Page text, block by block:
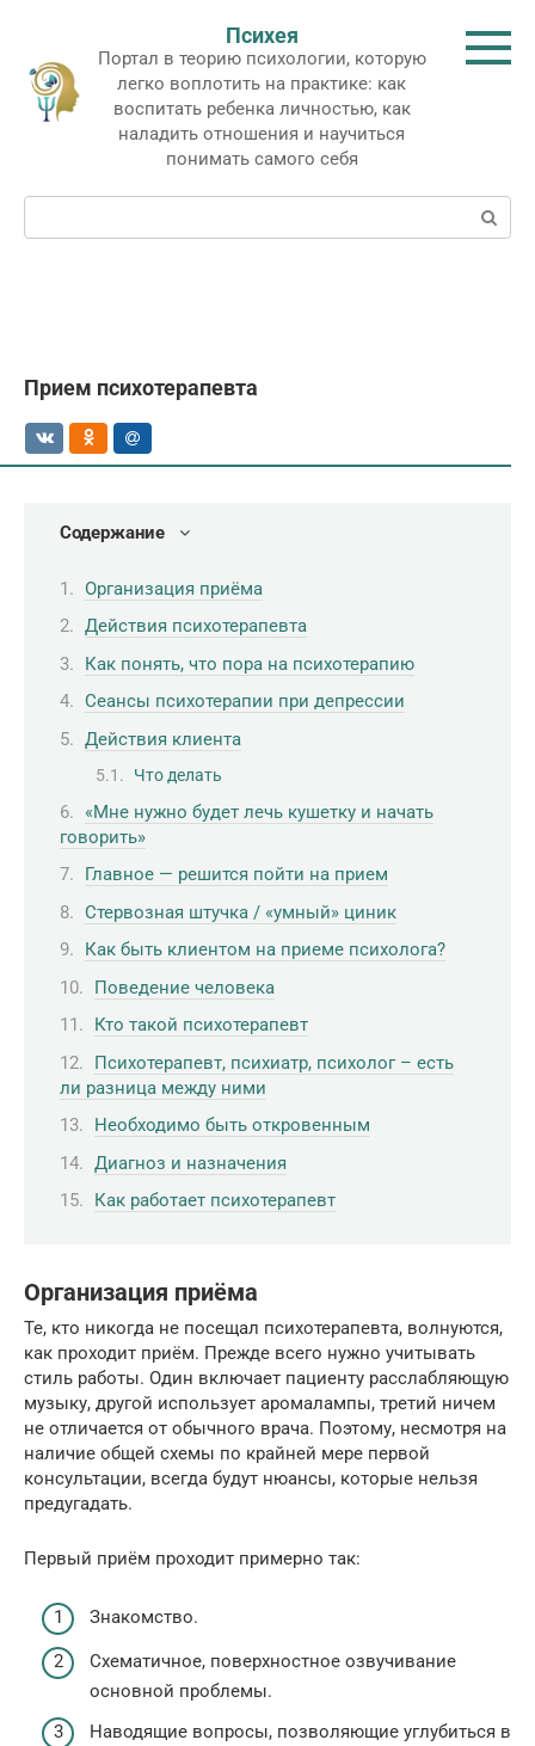
контенту
Психея
Портал в теорию психологии, которую
легко воплотить на практике: как
воспитать ребенка личностью, как
наладить отношения и научиться
понимать самого себя
Поиск:
Прием психотерапевта
Содержание
Организация приёма
Действия психотерапевта
Как понять, что пора на психотерапию
Сеансы психотерапии при депрессии
Действия клиента
Что делать
«Мне нужно будет лечь кушетку и начать
говорить»
Главное — решится пойти на прием
Стервозная штучка / «умный» циник
Как быть клиентом на приеме психолога?
Поведение человека
Кто такой психотерапевт
Психотерапевт, психиатр, психолог – есть
ли разница между ними
Необходимо быть откровенным
Диагноз и назначения
Как работает психотерапевт
Организация приёма
Те, кто никогда не посещал психотерапевта, волнуются,
как проходит приём. Прежде всего нужно учитывать
стиль работы. Один включает пациенту расслабляющую
музыку, другой использует аромалампы, третий ничем
не отличается от обычного врача. Поэтому, несмотря на
наличие общей схемы по крайней мере первой
консультации, всегда будут нюансы, которые нельзя
предугадать.
Первый приём проходит примерно так:
Знакомство.
Схематичное, поверхностное озвучивание
основной проблемы.
Наводящие вопросы, позволяющие углубиться в